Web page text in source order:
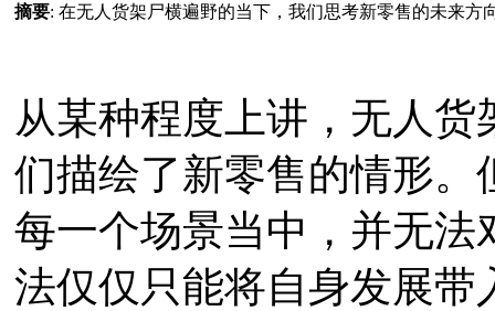
摘要: 在无人货架尸横遍野的当下，我们思考新零售的未来
从某种程度上讲，无人
们描绘了新零售的情形
每一个场景当中，并无
法仅仅只能将自身发展